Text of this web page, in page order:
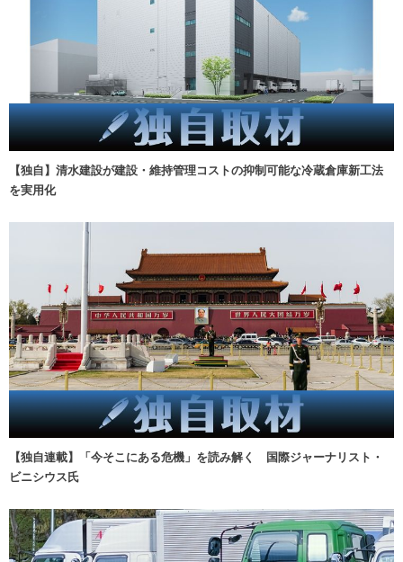
【独自】清水建設が建設・維持管理コストの抑制可能な冷蔵倉庫新工法
を実用化
【独自連載】「今そこにある危機」を読み解く 国際ジャーナリスト・
ビニシウス氏